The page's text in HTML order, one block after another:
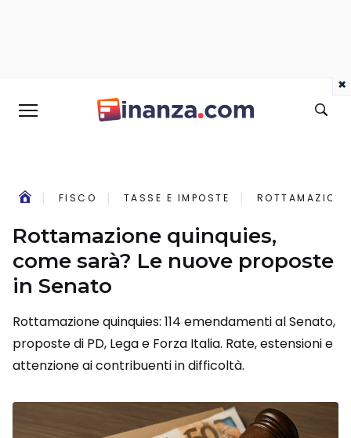
FISCO TASSE E IMPOSTE
Rottamazione quinquies,
come sarà? Le nuove proposte
in Senato
Rottamazione quinquies: 114 emendamenti al Senato,
proposte di PD, Lega e Forza Italia. Rate, estensioni e
attenzione ai contribuenti in difficoltà.
×